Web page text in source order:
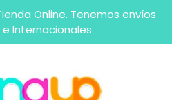
Online. Tenemos envíos
Internacionales